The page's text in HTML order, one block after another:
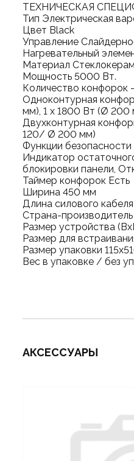
ТЕХНИЧЕСКАЯ
Тип Электрическая
Цвет Black
Управление
Нагревательный
Материал
Мощность 5000 Вт.
Количество конфорок
Одноконтурная
мм), 1 х 1800 Вт (Ø 200
Двухконтурная
120/ Ø 200 мм)
Функции
Индикатор
блокировки панели,
Таймер конфорок Есть
Ширина 450 мм
Длина силового
Страна-
Размер устройства
Размер для
Размер упаковки
Вес в упаковке / без
АКСЕССУАРЫ